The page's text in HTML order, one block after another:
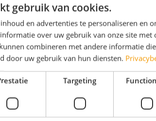
gebruik van cookies.
en advertenties te personaliseren en
over uw gebruik van onze site met
combineren met andere informatie
door uw gebruik van hun diensten.
Targeting